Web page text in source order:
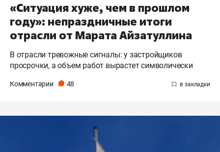
«Ситуация хуже, чем в прошлом
году»: непраздничные итоги
отрасли от Марата Айзатуллина
В отрасли тревожные сигналы: у застройщиков
просрочки, а объем работ вырастет символически
Комментарии 48